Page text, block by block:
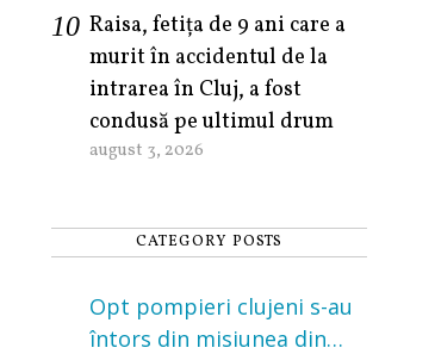
Raisa, fetița de 9 ani care a
murit în accidentul de la
intrarea în Cluj, a fost
condusă pe ultimul drum
august 3, 2026
CATEGORY POSTS
Opt pompieri clujeni s-au
întors din misiunea din